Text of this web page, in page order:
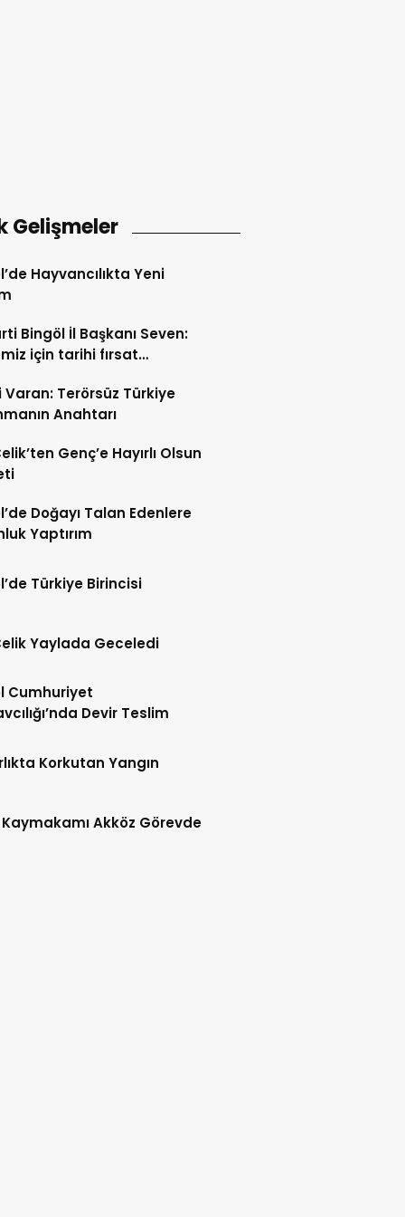
Gelişmeler
Hayvancılıkta Yeni
Bingöl İl Başkanı Seven:
için tarihi fırsat
Varan: Terörsüz Türkiye
Anahtarı
Genç’e Hayırlı Olsun
Doğayı Talan Edenlere
Yaptırım
Türkiye Birincisi
Yaylada Geceledi
Cumhuriyet
Devir Teslim
Korkutan Yangın
Akköz Görevde